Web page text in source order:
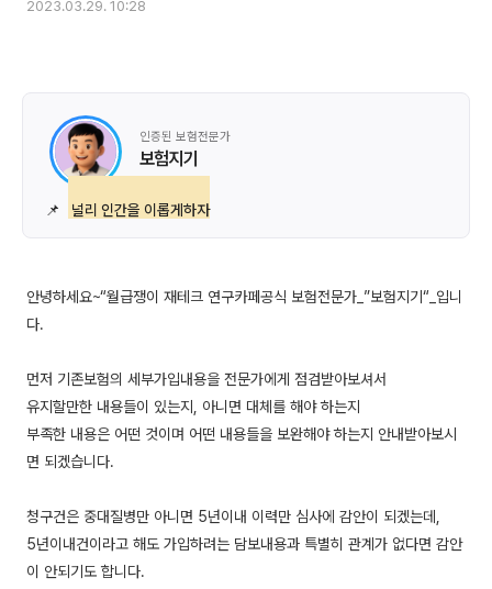
2023.03.29. 10:28
인증된 보험전문가
보험지기
📌 널리 인간을 이롭게하자
안녕하세요~“월급쟁이 재테크 연구카페공식 보험전문가_”보험지기“_입니
다.
먼저 기존보험의 세부가입내용을 전문가에게 점검받아보셔서
유지할만한 내용들이 있는지, 아니면 대체를 해야 하는지
부족한 내용은 어떤 것이며 어떤 내용들을 보완해야 하는지 안내받아보시
면 되겠습니다.
청구건은 중대질병만 아니면 5년이내 이력만 심사에 감안이 되겠는데,
5년이내건이라고 해도 가입하려는 담보내용과 특별히 관계가 없다면 감안
이 안되기도 합니다.